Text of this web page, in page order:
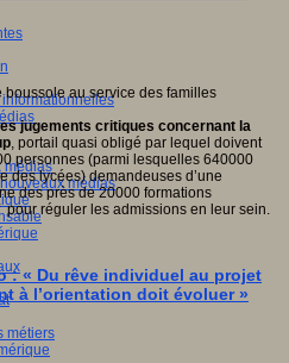
médias
médias
métiers
jugements critiques concernant la
, portail quasi obligé par lequel doivent
personnes (parmi lesquelles 640000
des lycées) demandeuses d’une
des près de 20000 formations
réguler les admissions en leur sein.
: « Du rêve individuel au projet
à l’orientation doit évoluer »